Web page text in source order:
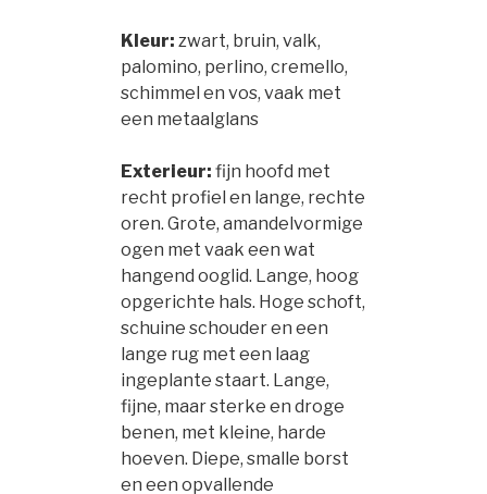
Kleur: zwart, bruin, valk,
palomino, perlino, cremello,
schimmel en vos, vaak met
een metaalglans
Exterieur: fijn hoofd met
recht profiel en lange, rechte
oren. Grote, amandelvormige
ogen met vaak een wat
hangend ooglid. Lange, hoog
opgerichte hals. Hoge schoft,
schuine schouder en een
lange rug met een laag
ingeplante staart. Lange,
fijne, maar sterke en droge
benen, met kleine, harde
hoeven. Diepe, smalle borst
en een opvallende